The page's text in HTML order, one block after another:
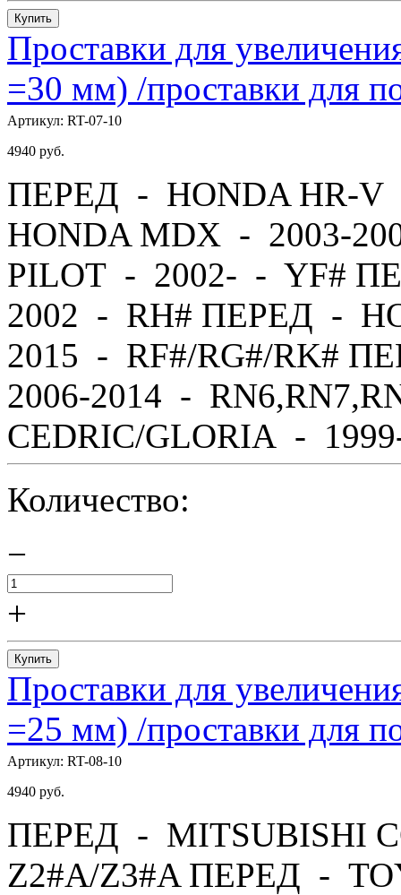
Купить
Проставки для
=30 мм) /проставки для
Артикул: RT-07-10
4940 руб.
ПЕРЕД - HONDA HR-
HONDA MDX - 2003-
PILOT - 2002- - YF#
2002 - RH# ПЕРЕД -
2015 - RF#/RG#/RK#
2006-2014 -
CEDRIC/GLORIA -
Количество:
−
+
Купить
Проставки для
=25 мм) /проставки для
Артикул: RT-08-10
4940 руб.
ПЕРЕД - MITSUBISHI
Z2#A/Z3#A ПЕРЕД -